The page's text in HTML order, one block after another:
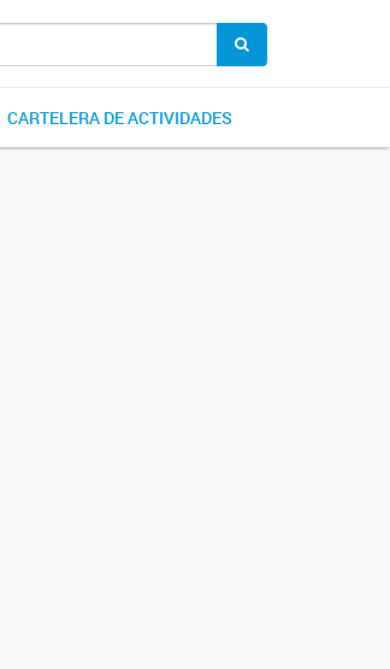
CARTELERA DE ACTIVIDADES